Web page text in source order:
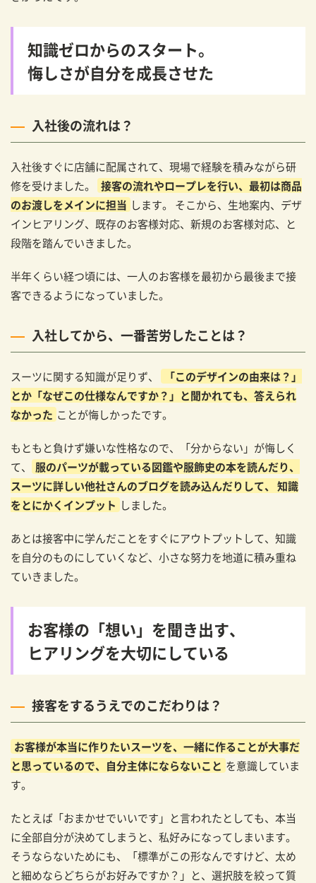
知識ゼロからのスタート。
悔しさが自分を成長させた
入社後の流れは？
入社後すぐに店舗に配属されて、現場で経験を積みながら研
修を受けました。
接客の流れやロープレを行い、最初は商品
のお渡しをメインに担当 します。 そこから、生地案内、デザ
インヒアリング、既存のお客様対応、新規のお客様対応、と
段階を踏んでいきました。
半年くらい経つ頃には、一人のお客様を最初から最後まで接
客できるようになっていました。
入社してから、一番苦労したことは？
スーツに関する知識が足りず、
「このデザインの由来は？」
とか「なぜこの仕様なんですか？」と聞かれても、答えられ
なかった ことが悔しかったです。
もともと負けず嫌いな性格なので、「分からない」が悔しく
て、
服のパーツが載っている図鑑や服飾史の本を読んだり、
スーツに詳しい他社さんのブログを読み込んだりして、 知識
をとにかくインプット しました。
あとは接客中に学んだことをすぐにアウトプットして、知識
を自分のものにしていくなど、小さな努力を地道に積み重ね
ていきました。
お客様の「想い」を聞き出す、
ヒアリングを大切にしている
接客をするうえでのこだわりは？
お客様が本当に作りたいスーツを、一緒に作ることが大事だ
と思っているので、自分主体にならないこと を意識していま
す。
たとえば「おまかせでいいです」と言われたとしても、本当
に全部自分が決めてしまうと、私好みになってしまいます。
そうならないためにも、「標準がこの形なんですけど、太め
と細めならどちらがお好みですか？」と、選択肢を絞って質